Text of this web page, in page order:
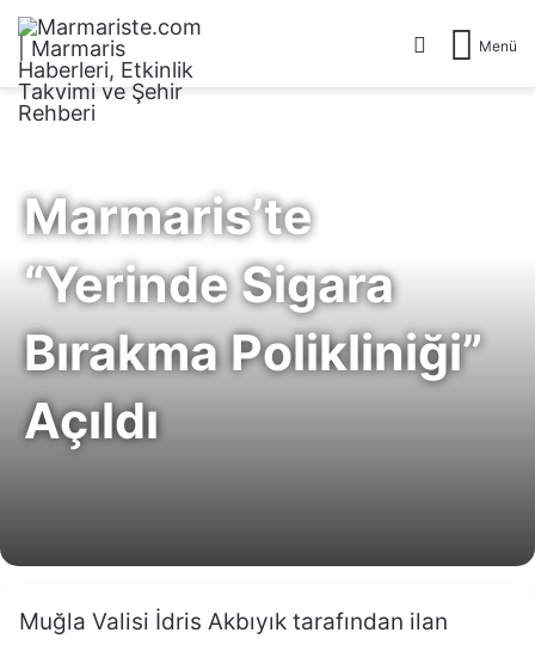
Menü
Arama yap
Marmaris’te
“Yerinde Sigara
Bırakma Polikliniği”
Açıldı
Muğla Valisi İdris Akbıyık tarafından ilan